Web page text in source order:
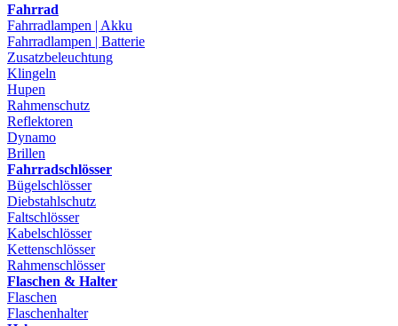
Fahrrad
Fahrradlampen | Akku
Fahrradlampen | Batterie
Zusatzbeleuchtung
Klingeln
Hupen
Rahmenschutz
Reflektoren
Dynamo
Brillen
Fahrradschlösser
Bügelschlösser
Diebstahlschutz
Faltschlösser
Kabelschlösser
Kettenschlösser
Rahmenschlösser
Flaschen & Halter
Flaschen
Flaschenhalter